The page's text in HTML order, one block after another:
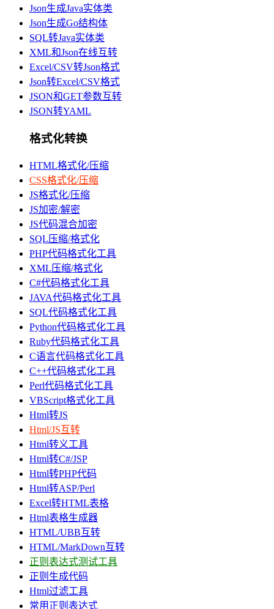
Json生成Java实体类
Json生成Go结构体
SQL转Java实体类
XML和Json在线互转
Excel/CSV转Json格式
Json转Excel/CSV格式
JSON和GET参数互转
JSON转YAML
格式化转换
HTML格式化/压缩
CSS格式化/压缩
JS格式化/压缩
JS加密/解密
JS代码混合加密
SQL压缩/格式化
PHP代码格式化工具
XML压缩/格式化
C#代码格式化工具
JAVA代码格式化工具
SQL代码格式化工具
Python代码格式化工具
Ruby代码格式化工具
C语言代码格式化工具
C++代码格式化工具
Perl代码格式化工具
VBScript格式化工具
Html转JS
Html/JS互转
Html转义工具
Html转C#/JSP
Html转PHP代码
Html转ASP/Perl
Excel转HTML表格
Html表格生成器
HTML/UBB互转
HTML/MarkDown互转
正则表达式测试工具
正则生成代码
Html过滤工具
常用正则表达式